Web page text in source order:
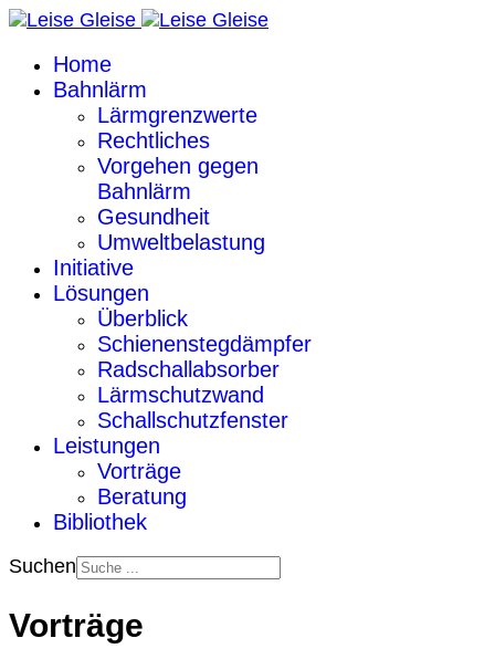
Home
Bahnlärm
Lärmgrenzwerte
Rechtliches
Vorgehen gegen
Bahnlärm
Gesundheit
Umweltbelastung
Initiative
Lösungen
Überblick
Schienenstegdämpfer
Radschallabsorber
Lärmschutzwand
Schallschutzfenster
Leistungen
Vorträge
Beratung
Bibliothek
Suchen
Vorträge